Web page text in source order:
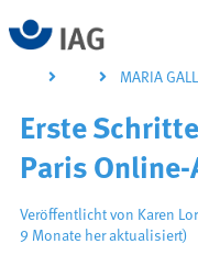
MARIA
Erste
Paris Online-
Veröffentlicht von Karen
9 Monate her aktualisiert)